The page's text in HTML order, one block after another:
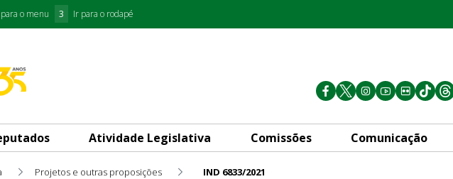
o menu 3 Ir para o rodapé
Atividade Legislativa Comissões Comunicação
Projetos e outras proposições IND 6833/2021